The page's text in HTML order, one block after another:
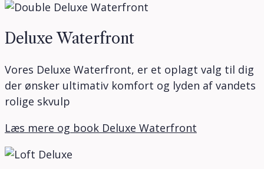
Deluxe Waterfront
Vores Deluxe Waterfront, er et oplagt valg til dig
der ønsker ultimativ komfort og lyden af vandets
rolige skvulp
Læs mere og book Deluxe Waterfront